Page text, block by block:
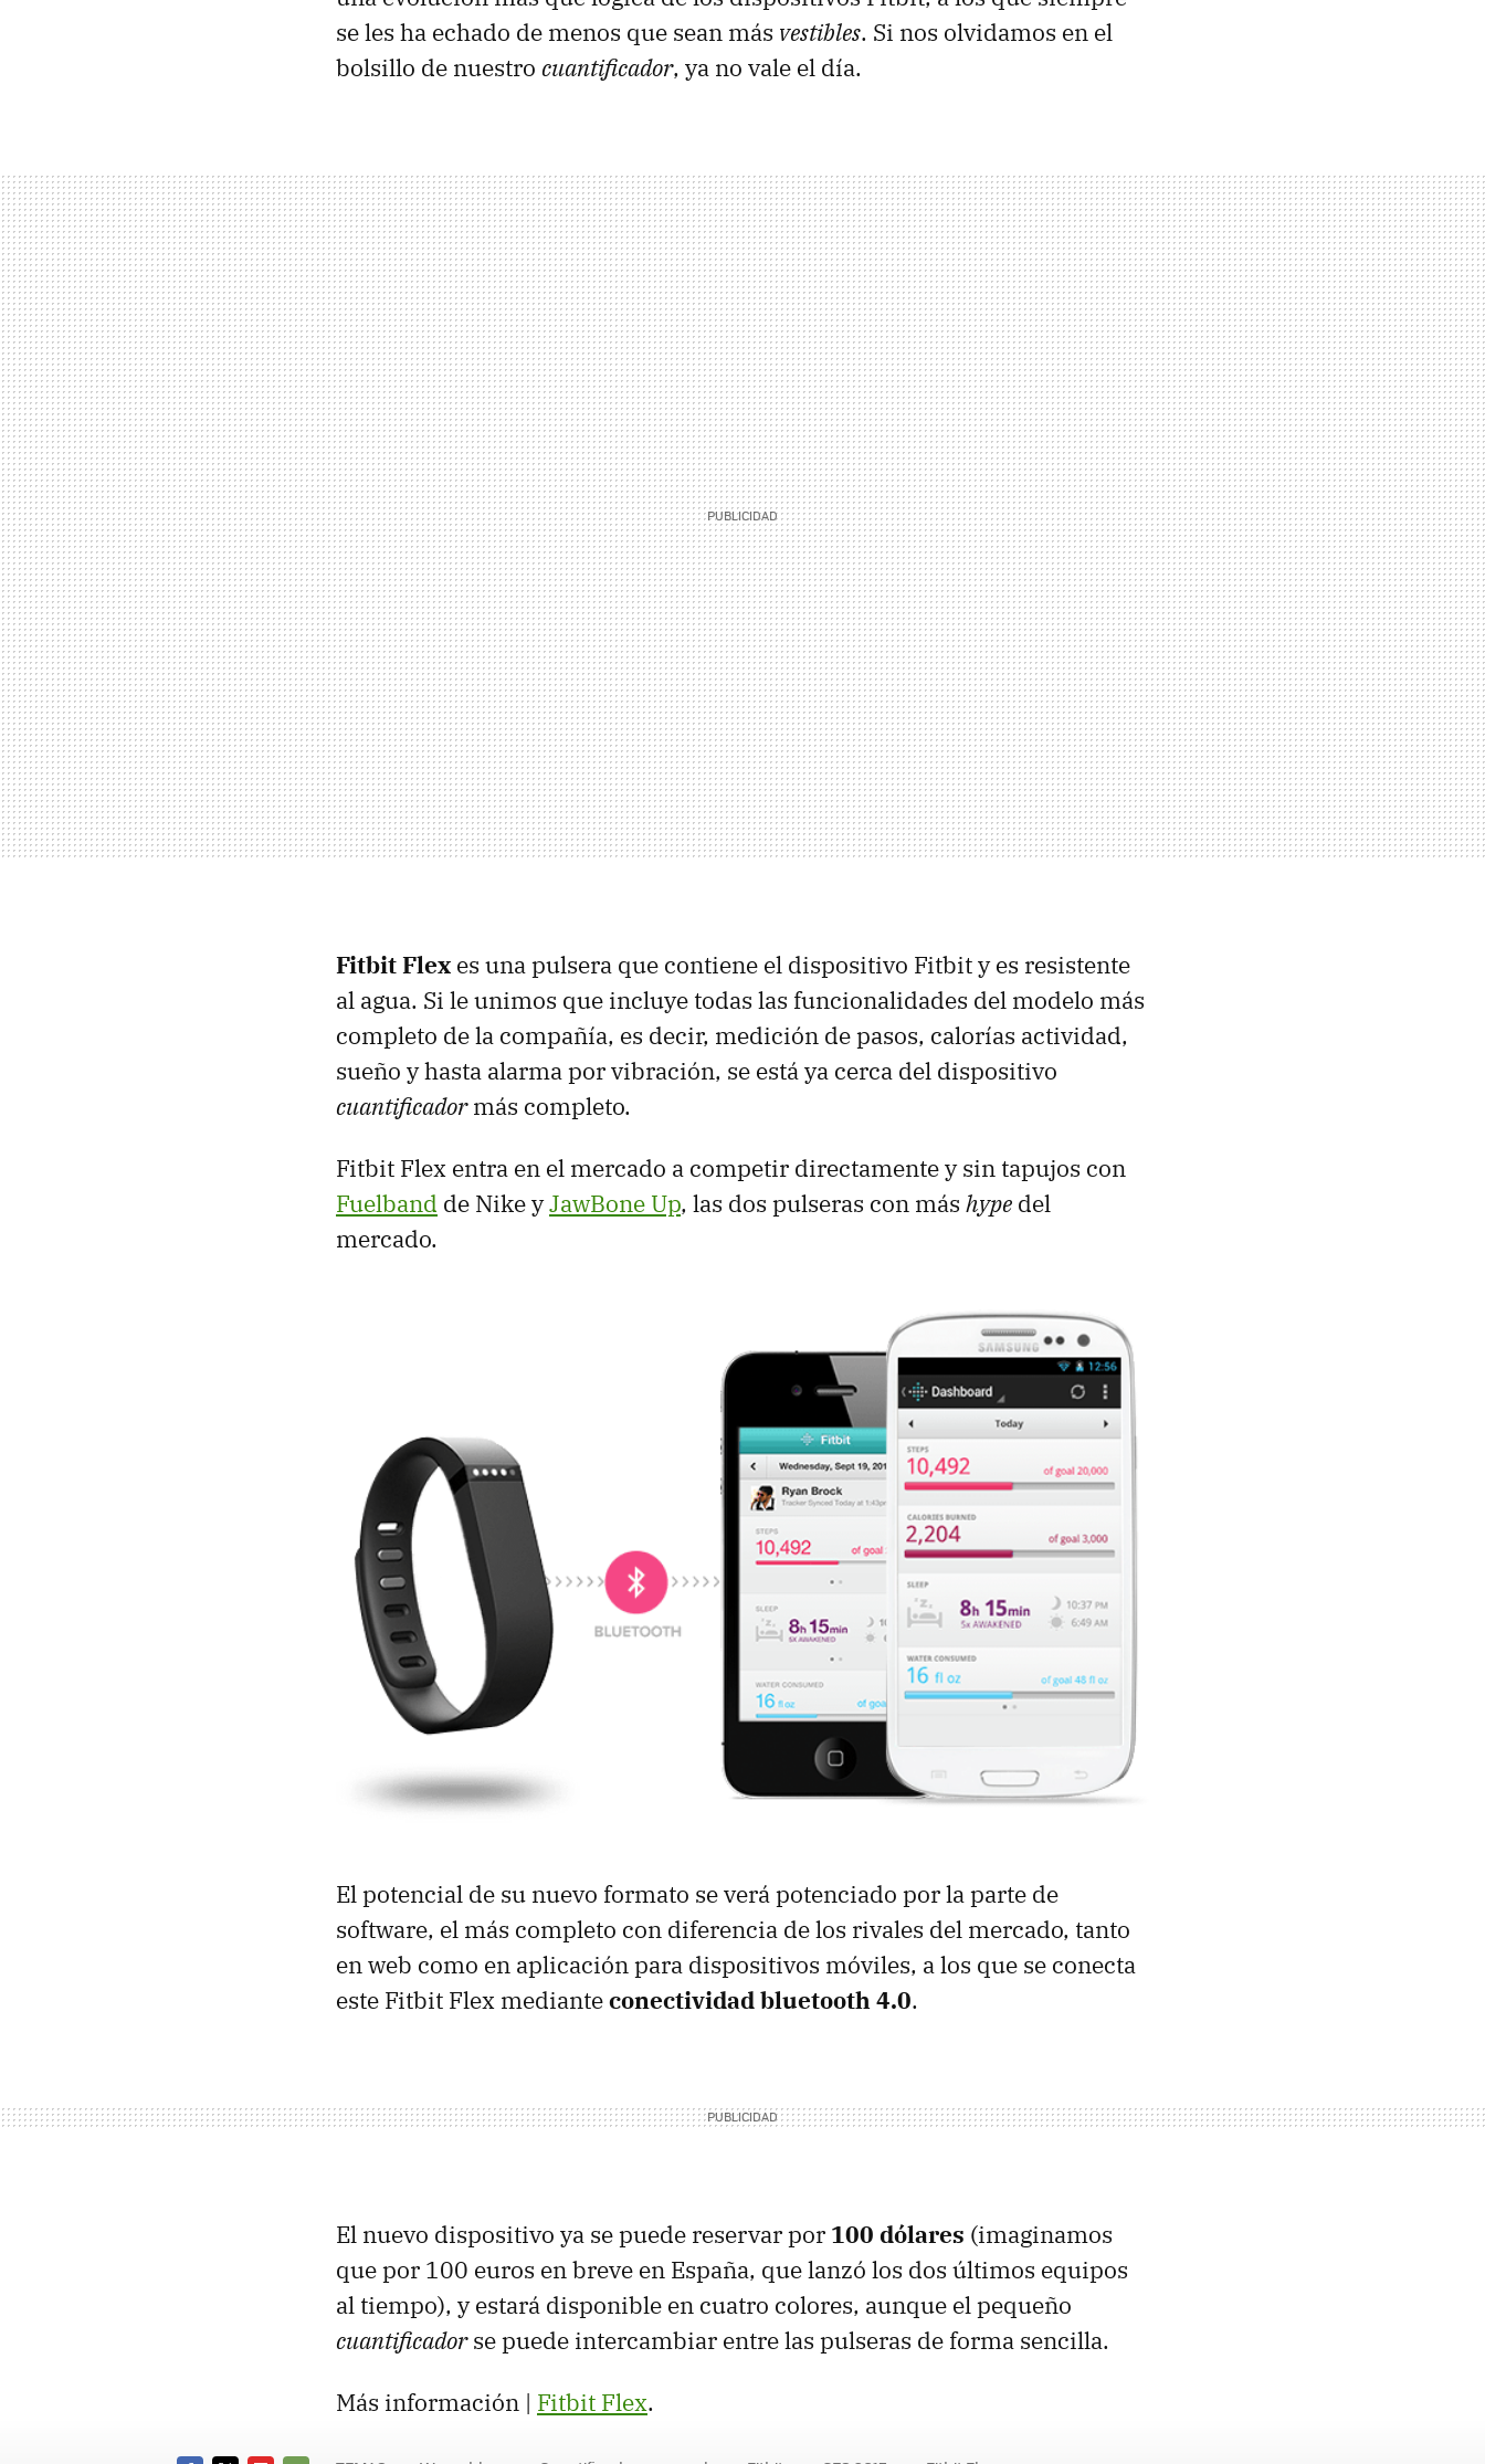
se les ha echado de menos que sean más vestibles. Si nos olvidamos en el
bolsillo de nuestro cuantificador, ya no vale el día.
Fitbit Flex es una pulsera que contiene el dispositivo Fitbit y es resistente
al agua. Si le unimos que incluye todas las funcionalidades del modelo más
completo de la compañía, es decir, medición de pasos, calorías actividad,
sueño y hasta alarma por vibración, se está ya cerca del dispositivo
cuantificadormás completo.
Fitbit Flex entra en el mercado a competir directamente y sin tapujos con
Fuelband de Nike yJawBone Up, las dos pulseras con más hype del
mercado.
El potencial de su nuevo formato se verá potenciado por la parte de
software, el más completo con diferencia de los rivales del mercado, tanto
en web como en aplicación para dispositivos móviles, a los que se conecta
este Fitbit Flex medianteconectividad bluetooth 4.0.
El nuevo dispositivo ya se puede reservar por 100 dólares (imaginamos
que por 100 euros en breve en España, que lanzó los dos últimos equipos
al tiempo), y estará disponible en cuatro colores, aunque el pequeño
cuantificadorse puede intercambiar entre las pulseras de forma sencilla.
Más información | Fitbit Flex.